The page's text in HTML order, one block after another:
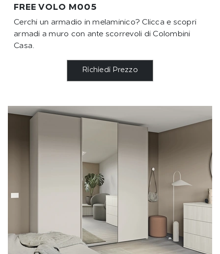
FREE VOLO M005
Cerchi un armadio in melaminico? Clicca e scopri
armadi a muro con ante scorrevoli di Colombini
Casa.
Richiedi Prezzo